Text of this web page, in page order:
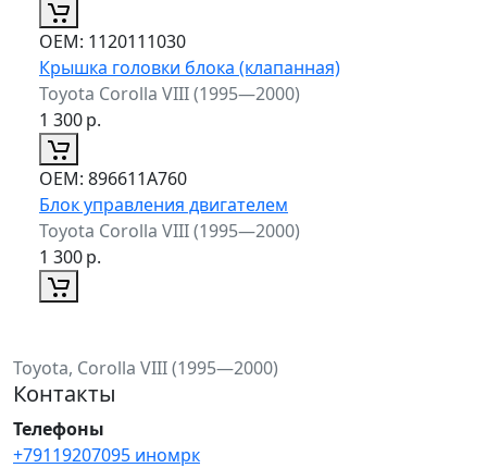
ОЕМ: 1120111030
Крышка головки блока (клапанная)
Toyota Corolla VIII (1995—2000)
1 300р.
ОЕМ: 896611A760
Блок управления двигателем
Toyota Corolla VIII (1995—2000)
1 300р.
Toyota, Corolla VIII (1995—2000)
Контакты
Телефоны
+79119207095 иномрк